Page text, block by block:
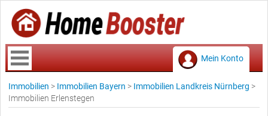
Mein Konto
Immobilien > Immobilien Bayern > Immobilien Landkreis Nürnberg >
Immobilien Erlenstegen